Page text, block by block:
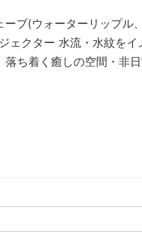
ーブ(ウォーターリップル
ェクター 水流・水紋をイ
ち着く癒しの空間・非日